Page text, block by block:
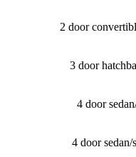
2 door
3 door
4 door
4 door